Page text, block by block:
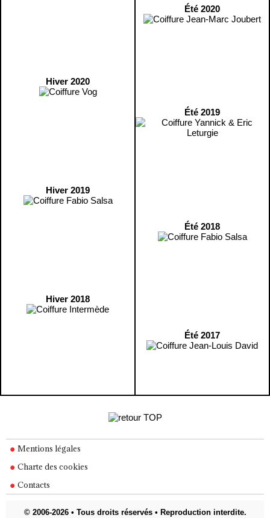
Hiver 2020
Hiver 2019
Hiver 2018
Été 2020
Été 2019
Été 2018
Été 2017
Mentions légales
Charte des cookies
Contacts
© 2006-2026 • Tous droits réservés • Reproduction interdite.